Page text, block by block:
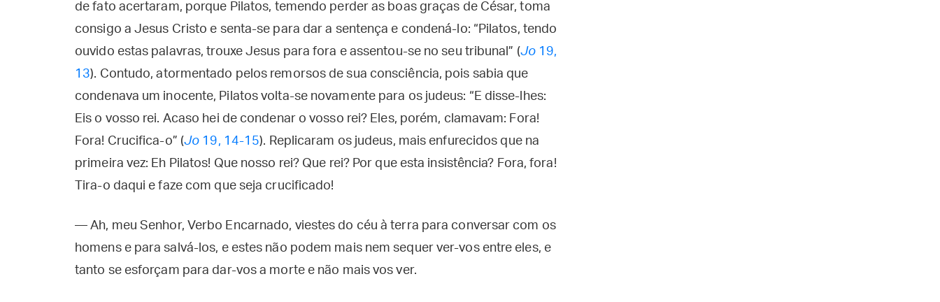
de fato acertaram, porque Pilatos, temendo perder as boas graças de César, toma
consigo a Jesus Cristo e senta-se para dar a sentença e condená-lo: “Pilatos, tendo
ouvido estas palavras, trouxe Jesus para fora e assentou-se no seu tribunal” (Jo 19,
13). Contudo, atormentado pelos remorsos de sua consciência, pois sabia que
condenava um inocente, Pilatos volta-se novamente para os judeus: “E disse-lhes:
Eis o vosso rei. Acaso hei de condenar o vosso rei? Eles, porém, clamavam: Fora!
Fora! Crucifica-o” (Jo 19, 14-15). Replicaram os judeus, mais enfurecidos que na
primeira vez: Eh Pilatos! Que nosso rei? Que rei? Por que esta insistência? Fora, fora!
Tira-o daqui e faze com que seja crucificado!
— Ah, meu Senhor, Verbo Encarnado, viestes do céu à terra para conversar com os
homens e para salvá-los, e estes não podem mais nem sequer ver-vos entre eles, e
tanto se esforçam para dar-vos a morte e não mais vos ver.